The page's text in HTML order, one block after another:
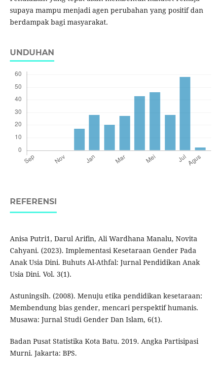
supaya mampu menjadi agen perubahan yang positif dan
berdampak bagi masyarakat.
UNDUHAN
REFERENSI
Anisa Putri1, Darul Arifin, Ali Wardhana Manalu, Novita
Cahyani. (2023). Implementasi Kesetaraan Gender Pada
Anak Usia Dini. Buhuts Al-Athfal: Jurnal Pendidikan Anak
Usia Dini. Vol. 3(1).
Astuningsih. (2008). Menuju etika pendidikan kesetaraan:
Membendung bias gender, mencari perspektif humanis.
Musawa: Jurnal Studi Gender Dan Islam, 6(1).
Badan Pusat Statistika Kota Batu. 2019. Angka Partisipasi
Murni. Jakarta: BPS.